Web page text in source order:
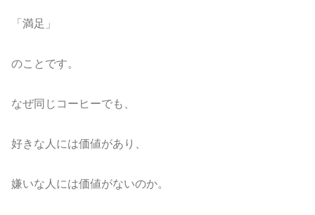
「満足」
のことです。
なぜ同じコーヒーでも、
好きな人には価値があり、
嫌いな人には価値がないのか。